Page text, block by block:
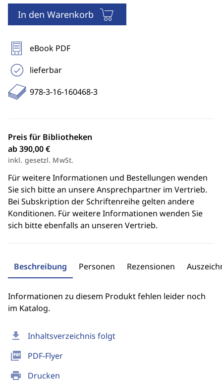
download Inhaltsverzeichnis folgt
picture_as_pdf PDF-Flyer
print Drucken
In den Warenkorb
eBook PDF
lieferbar
978-3-16-160468-3
Preis für Bibliotheken
ab 390,00 €
inkl. gesetzl. MwSt.
Für weitere Informationen und Bestellungen wenden
Sie sich bitte an unsere Ansprechpartner im Vertrieb.
Bei Subskription der Schriftenreihe gelten andere
Konditionen. Für weitere Informationen wenden Sie
sich bitte ebenfalls an unseren Vertrieb.
Beschreibung Personen Rezensionen
Informationen zu diesem Produkt fehlen leider noch
im Katalog.